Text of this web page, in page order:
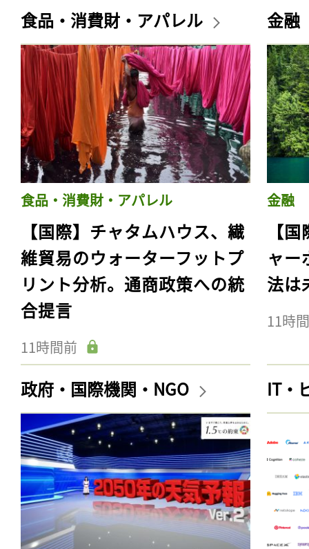
食品・消費財・アパレル
食品・消費財・アパレル
【国際】チャタムハウス、繊
維貿易のウォーターフットプ
リント分析。通商政策への統
合提言
11時間前
金融
金融
【
ャー
法は
11時
政府・国際機関・NGO IT・